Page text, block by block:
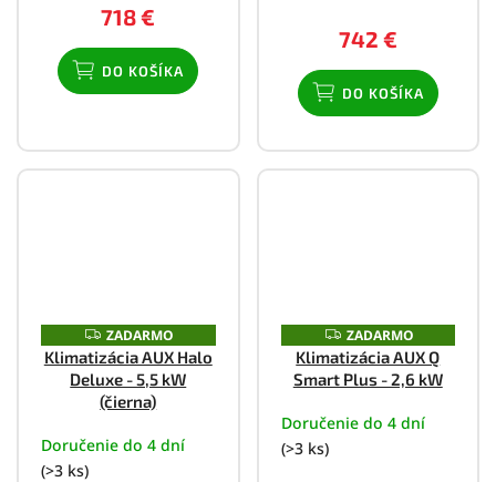
718 €
DO KOŠÍKA
742 €
DO KOŠÍKA
Z
A
D
A
R
M
ZADARMO
Klimatizácia AUX Halo
Deluxe - 5,5 kW
(čierna)
Doručenie do 4 dní
(>3 ks)
Z
A
D
A
O
ZADARMO
Klimatizácia AUX Q
Smart Plus - 2,6 kW
Doručenie do 4 dní
(>3 ks)